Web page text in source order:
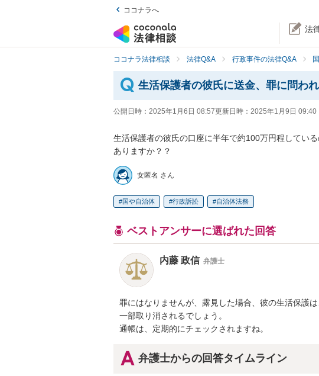
ココナラへ
法
ココナラ法律相談 法律Q&A 行政事件の法律Q&A
生活保護者の彼氏に送金、罪に問わ
公開日時： 2025年1月6日 08:57更新日時： 2025年1月9日 09:40
生活保護者の彼氏の口座に半年で約100万円程してい
ありますか？？
女匿名 さん
国や自治体 行政訴訟 自治体法務
ベストアンサーに選ばれた回答
内藤 政信 弁護士
罪にはなりませんが、露見した場合、彼の生活保護
一部取り消されるでしょう。
通帳は、定期的にチェックされますね。
弁護士からの回答タイムライン